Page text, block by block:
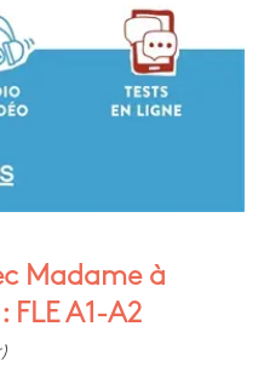
Madame à
A1-A2